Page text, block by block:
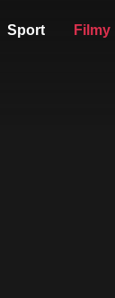
Sport Filmy